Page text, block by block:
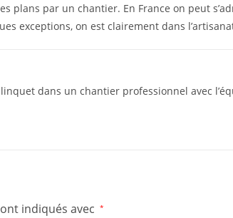
plans par un chantier. En France on peut
exceptions, on est clairement dans
dans un chantier professionnel avec
indiqués avec *